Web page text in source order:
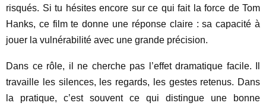
risqués. Si tu hésites encore sur ce qui fait la force de Tom
Hanks, ce film te donne une réponse claire : sa capacité à
jouer la vulnérabilité avec une grande précision.
Dans ce rôle, il ne cherche pas l’effet dramatique facile. Il
travaille les silences, les regards, les gestes retenus. Dans
la pratique, c’est souvent ce qui distingue une bonne